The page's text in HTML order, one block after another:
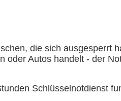
die sich ausgesperrt
Autos handelt - der
Schlüsselnotdienst